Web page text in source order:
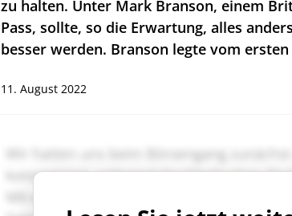
zu halten. Unter Mark Branson, einem
Pass, sollte, so die Erwartung, alles
besser werden. Branson legte vom ersten
11. August 2022